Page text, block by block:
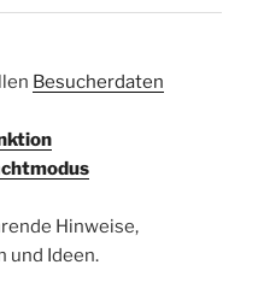
Besucherdaten
Hinweise,
und Ideen.